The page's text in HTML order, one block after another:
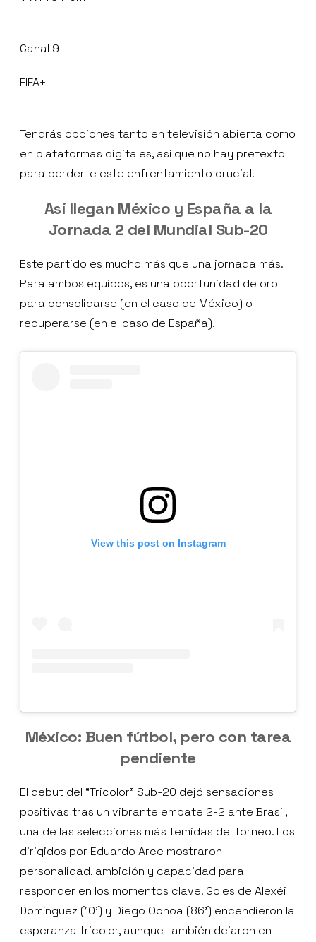
Canal 9
FIFA+
Tendrás opciones tanto en televisión abierta como
en plataformas digitales, así que no hay pretexto
para perderte este enfrentamiento crucial.
Así llegan México y España a la
Jornada 2 del Mundial Sub-20
Este partido es mucho más que una jornada más.
Para ambos equipos, es una oportunidad de oro
para consolidarse (en el caso de México) o
recuperarse (en el caso de España).
View this post on Instagram
México: Buen fútbol, pero con tarea
pendiente
El debut del “Tricolor” Sub-20 dejó sensaciones
positivas tras un vibrante empate 2-2 ante Brasil,
una de las selecciones más temidas del torneo. Los
dirigidos por Eduardo Arce mostraron
personalidad, ambición y capacidad para
responder en los momentos clave. Goles de Alexéi
Domínguez (10') y Diego Ochoa (86') encendieron la
esperanza tricolor, aunque también dejaron en